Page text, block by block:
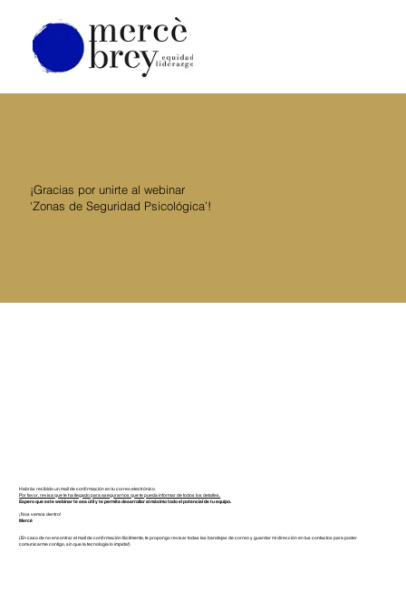
¡Gracias por unirte al webinar
‘Zonas de Seguridad Psicológica’!
Habrás recibido un mail de confirmación en tu correo electrónico.
Por favor, revisa que te ha llegado para asegurarnos que te pueda informar de todos los detalles.
Espero que este webinar te sea útil y te permita desarrollar al máximo todo el potencial de tu equipo.
¡Nos vemos dentro!
Mercè
(En caso de no encontrar el mail de confirmación fácilmente, te propongo revisar todas las bandejas de correo y guardar mi dirección en tus contactos para poder
comunicarme contigo, sin que la tecnología lo impida!)